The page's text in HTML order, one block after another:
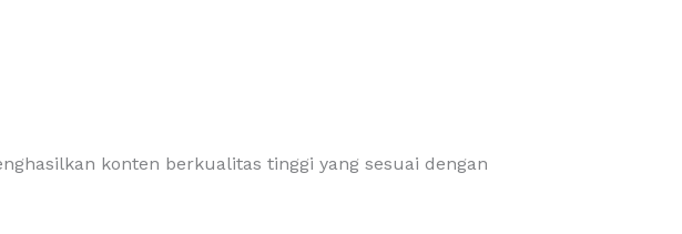
konten berkualitas tinggi yang sesuai dengan